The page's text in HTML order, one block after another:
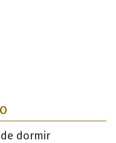
dormir